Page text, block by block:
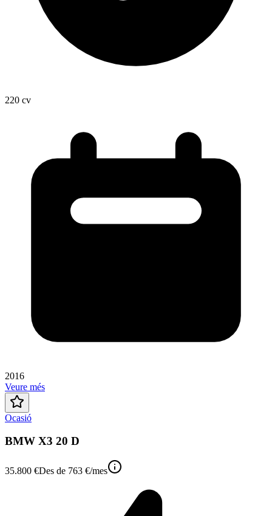
220 cv
2016
Veure més
Ocasió
BMW X3 20 D
35.800 €Des de 763 €/mes